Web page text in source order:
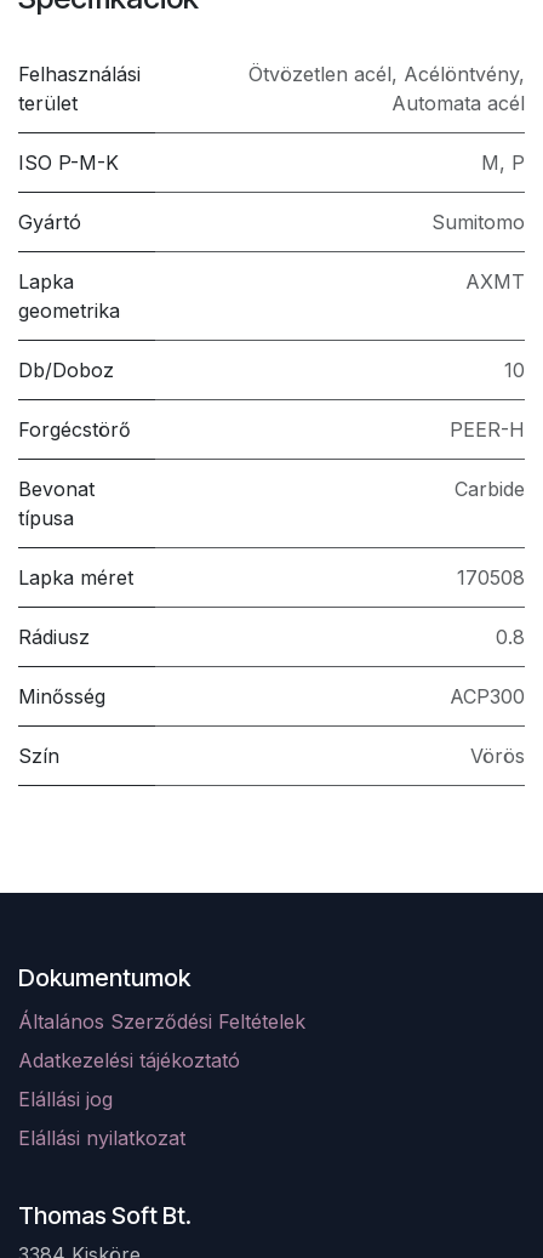
Felhasználási
terület
Ötvözetlen acél, Acélöntvény,
Automata acél
ISO P-M-K M, P
Gyártó Sumitomo
Lapka
geometrika
AXMT
Db/Doboz 10
Forgécstörő PEER-H
Bevonat
típusa
Carbide
Lapka méret 170508
Rádiusz 0.8
Minősség ACP300
Szín Vörös
Dokumentumok
Általános Szerződési Feltételek
Adatkezelési tájékoztató
Elállási jog
Elállási nyilatkozat
Thomas Soft Bt.